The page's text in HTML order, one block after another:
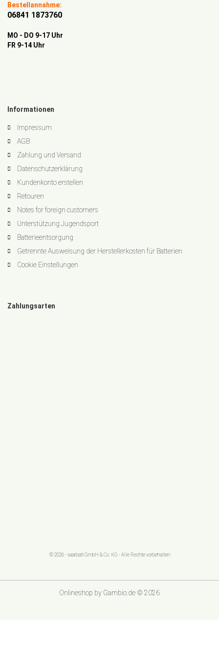
Bestellannahme:
06841 1873760
MO - DO 9-17 Uhr
FR 9-14 Uhr
Informationen
Impressum
AGB
Zahlung und Versand
Datenschutzerklärung
Kundenkonto erstellen
Retouren
Notes for foreign customers
Unterstützung Jugendsport
Batterieentsorgung
Getrennte Ausweisung der Herstellerkosten für Batterien
Cookie Einstellungen
Zahlungsarten
© 2026 - saarbatt GmbH & Co. KG - Alle Rechte vorbehalten
Onlineshop by Gambio.de © 2026